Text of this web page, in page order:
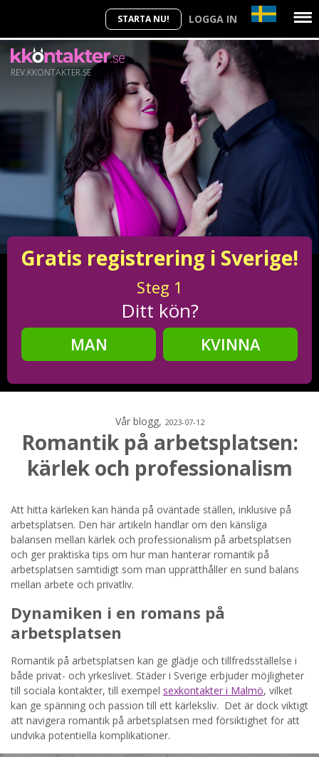
STARTA NU! LOGGA IN
REV.KKONTAKTER.SE
Gratis registrering i Sverige!
Steg 1
Ditt kön?
MAN
KVINNA
Steg2
Steg3
Din mailadress?
Genom att registrera godkänner jagVillkoren och
Sekretesspolicyn. Jag godkänner att ta emot information och
tillbaka godkännande när jag vill.
STARTA NU!
Vår blogg, 2023-07-12
Romantik på arbetsplatsen:
kärlek och professionalism
Att hitta kärleken kan hända på oväntade ställen, inklusive på
arbetsplatsen. Den här artikeln handlar om den känsliga
balansen mellan kärlek och professionalism på arbetsplatsen
och ger praktiska tips om hur man hanterar romantik på
arbetsplatsen samtidigt som man upprätthåller en sund balans
mellan arbete och privatliv.
Dynamiken i en romans på
arbetsplatsen
Romantik på arbetsplatsen kan ge glädje och tillfredsställelse i
både privat- och yrkeslivet. Städer i Sverige erbjuder möjligheter
till sociala kontakter, till exempel sexkontakter i Malmö, vilket
kan ge spänning och passion till ett kärleksliv. Det är dock viktigt
att navigera romantik på arbetsplatsen med försiktighet för att
undvika potentiella komplikationer.